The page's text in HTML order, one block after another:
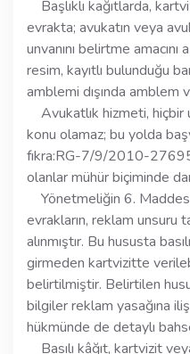
Başlıklı kağıtlarda,
evrakta; avukatın veya
unvanını belirtme
resim, kayıtlı bulunduğu
amblemi dışında amblem
Avukatlık hizmeti, hiçbir
konu olamaz; bu yolda
fıkra:RG-7/9/2010-
olanlar mühür biçiminde
Yönetmeliğin 6.
evrakların, reklam unsuru
alınmıştır. Bu hususta
girmeden kartvizitte
belirtilmiştir. Belirtilen
bilgiler reklam yasağına
hükmünde de detaylı
Basılı kâğıt, kartvizit